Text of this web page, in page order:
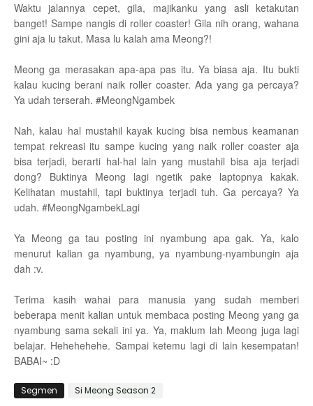
Waktu jalannya cepet, gila, majikanku yang asli ketakutan
banget! Sampe nangis di roller coaster! Gila nih orang, wahana
gini aja lu takut. Masa lu kalah ama Meong?!
Meong ga merasakan apa-apa pas itu. Ya biasa aja. Itu bukti
kalau kucing berani naik roller coaster. Ada yang ga percaya?
Ya udah terserah. #MeongNgambek
Nah, kalau hal mustahil kayak kucing bisa nembus keamanan
tempat rekreasi itu sampe kucing yang naik roller coaster aja
bisa terjadi, berarti hal-hal lain yang mustahil bisa aja terjadi
dong? Buktinya Meong lagi ngetik pake laptopnya kakak.
Kelihatan mustahil, tapi buktinya terjadi tuh. Ga percaya? Ya
udah. #MeongNgambekLagi
Ya Meong ga tau posting ini nyambung apa gak. Ya, kalo
menurut kalian ga nyambung, ya nyambung-nyambungin aja
dah :v.
Terima kasih wahai para manusia yang sudah memberi
beberapa menit kalian untuk membaca posting Meong yang ga
nyambung sama sekali ini ya. Ya, maklum lah Meong juga lagi
belajar. Hehehehehe. Sampai ketemu lagi di lain kesempatan!
BABAI~ :D
Segmen Si Meong Season 2